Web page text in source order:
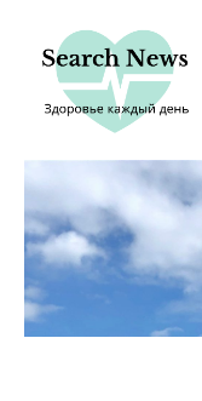
содержимому